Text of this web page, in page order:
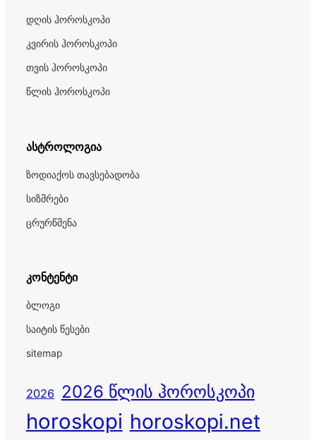
დღის ჰოროსკოპი
კვირის ჰოროსკოპი
თვის ჰოროსკოპი
წლის ჰოროსკოპი
ასტროლოგია
ზოდიაქოს თავსებადობა
სიზმრები
ცრურწმენა
კონტენტი
ბლოგი
საიტის წესები
sitemap
2026 2026 წლის ჰოროსკოპი
horoskopi horoskopi.net